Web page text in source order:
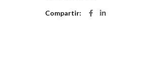
Compartir